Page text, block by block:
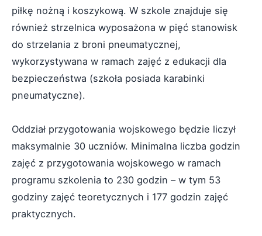
piłkę nożną i koszykową. W szkole znajduje się
również strzelnica wyposażona w pięć stanowisk
do strzelania z broni pneumatycznej,
wykorzystywana w ramach zajęć z edukacji dla
bezpieczeństwa (szkoła posiada karabinki
pneumatyczne).
Oddział przygotowania wojskowego będzie liczył
maksymalnie 30 uczniów. Minimalna liczba godzin
zajęć z przygotowania wojskowego w ramach
programu szkolenia to 230 godzin – w tym 53
godziny zajęć teoretycznych i 177 godzin zajęć
praktycznych.